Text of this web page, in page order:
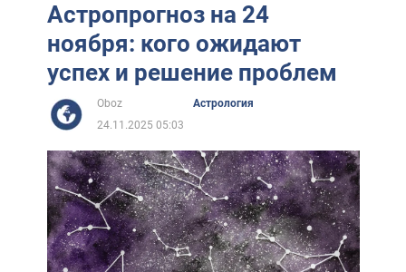
Астропрогноз на 24
ноября: кого ожидают
успех и решение проблем
Oboz
Астрология
24.11.2025 05:03